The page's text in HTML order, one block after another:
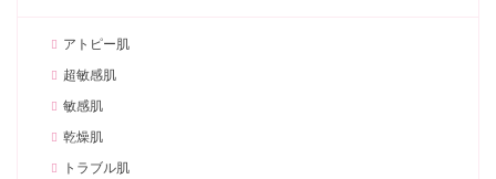
アトピー肌
超敏感肌
敏感肌
乾燥肌
トラブル肌